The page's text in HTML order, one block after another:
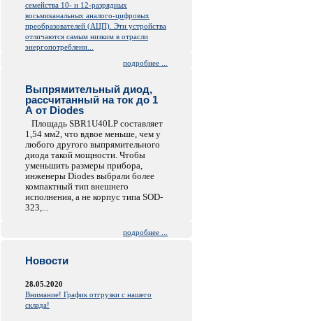
семейства 10- и 12-разрядных
восьмиканальных аналого-цифровых
преобразователей (АЦП). Эти устройства
отличаются самым низким в отрасли
энергопотреблени...
подробнее ...
Выпрямительный диод,
рассчитанный на ток до 1
А от Diodes
Площадь SBR1U40LP составляет
1,54 мм2, что вдвое меньше, чем у
любого другого выпрямительного
диода такой мощности. Чтобы
уменьшить размеры прибора,
инженеры Diodes выбрали более
компактный тип внешнего
исполнения, а не корпус типа SOD-
323,...
подробнее ...
Новости
28.05.2020
Внимание! График отгрузки с нашего
склада!